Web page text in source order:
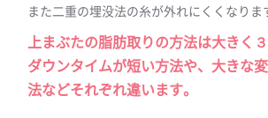
また二重の埋没法の糸が外れにくくなりま
上まぶたの脂肪取りの方法は大きく３
ダウンタイムが短い方法や、大きな
法などそれぞれ違います。